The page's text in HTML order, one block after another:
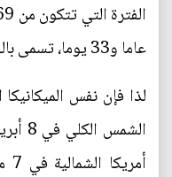
عاما و33 يوما، تسمى بالـ exligmos.
لذا فإن نفس